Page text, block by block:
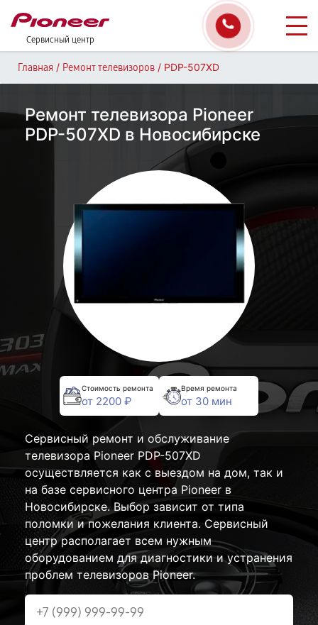
Сервисный центр
Главная / Ремонт телевизоров / PDP-507XD
Ремонт телевизора Pioneer
PDP-507XD в Новосибирске
Стоимость ремонта
от 2200 ₽
Время ремонта
от 30 мин
Сервисный ремонт и обслуживание
телевизора Pioneer PDP-507XD
осуществляется как с выездом на дом, так и
на базе сервисного центра Pioneer в
Новосибирске. Выбор зависит от типа
поломки и пожелания клиента. Сервисный
центр располагает всем нужным
оборудованием для диагностики и устранения
проблем телевизоров Pioneer.